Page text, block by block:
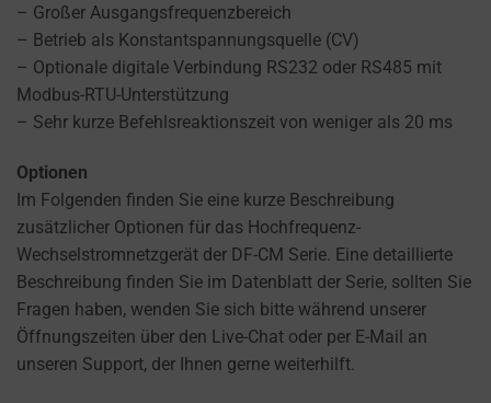
– Großer Ausgangsfrequenzbereich
– Betrieb als Konstantspannungsquelle (CV)
– Optionale digitale Verbindung RS232 oder RS485 mit
Modbus-RTU-Unterstützung
– Sehr kurze Befehlsreaktionszeit von weniger als 20 ms
Optionen
Im Folgenden finden Sie eine kurze Beschreibung
zusätzlicher Optionen für das Hochfrequenz-
Wechselstromnetzgerät der DF-CM Serie. Eine detaillierte
Beschreibung finden Sie im Datenblatt der Serie, sollten Sie
Fragen haben, wenden Sie sich bitte während unserer
Öffnungszeiten über den Live-Chat oder per E-Mail an
unseren Support, der Ihnen gerne weiterhilft.
SECURITY
STORAGE IS
THE PRACTICE
STORING
SENSITIVE DATA
OR SECURE
METHODS TO
PREVENT
UNAUTHORIZED
ACCESS OR
personal
data.
Laws
like
the
require
websites
ask
for
explicit
consent
through